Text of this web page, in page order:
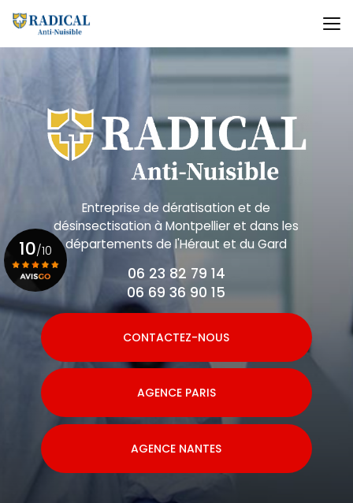
au
contenu
principal
Entreprise de dératisation et de
désinsectisationà Montpellier et dans les
départements de l'Héraut et du Gard
06 23 82 79 14
06 69 36 90 15
CONTACTEZ-NOUS
AGENCE PARIS
AGENCE NANTES
10/10
Voir le certificat